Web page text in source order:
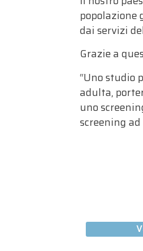
popolazione
dai servizi
Grazie a
“Uno studio
adulta,
uno
screening